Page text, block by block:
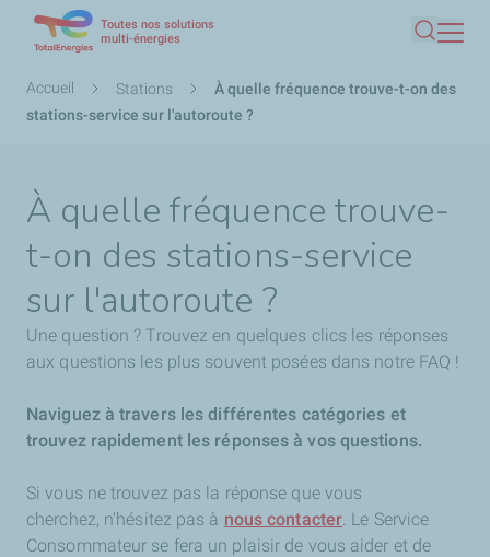
contenu
principal
Toutes nos solutions
multi-énergies
Fil
d'Ariane
Accueil Stations
À quelle fréquence trouve-t-on des
stations-service sur l'autoroute ?
À quelle fréquence trouve-
t-on des stations-service
sur l'autoroute ?
Une question ? Trouvez en quelques clics les réponses
aux questions les plus souvent posées dans notre FAQ !
Naviguez à travers les différentes catégories et
trouvez rapidement les réponses à vos questions.
Si vous ne trouvez pas la réponse que vous
cherchez, n'hésitez pas à nous contacter. Le Service
Consommateur se fera un plaisir de vous aider et de